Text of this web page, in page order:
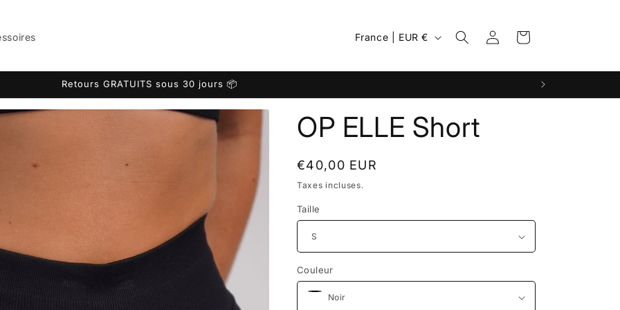
P
y
s
/
r
é
g
o
n
France | EUR € ConnexionPanier
Retours GRATUITS sous 30 jours 📦
OP ELLE Short
Prix
habituel
€40,00 EUR
Taxes incluses.
Taille
Couleur